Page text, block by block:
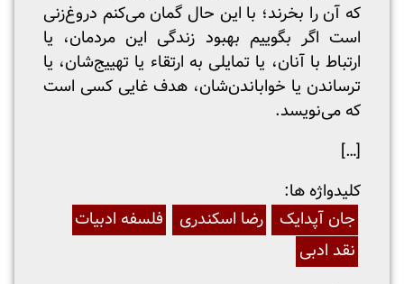
که آن را بخرند؛ با این حال گمان می‌کنم دروغ‌زنی
است اگر بگوییم بهبود زندگی این مردمان، یا
ارتباط با آنان، یا تمایلی به ارتقاء یا تهییج‌شان، یا
ترساندن یا خواباندن‌شان، هدف غایی کسی است
که می‌نویسد.
[…]
:کلیدواژه ها
جان آپدایک
رضا اسکندری
فلسفه ادبیات
نقد ادبی